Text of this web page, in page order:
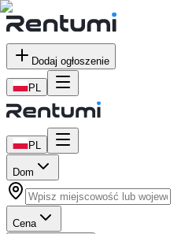
Dodaj ogłoszenie
PL
PL
Dom
Cena